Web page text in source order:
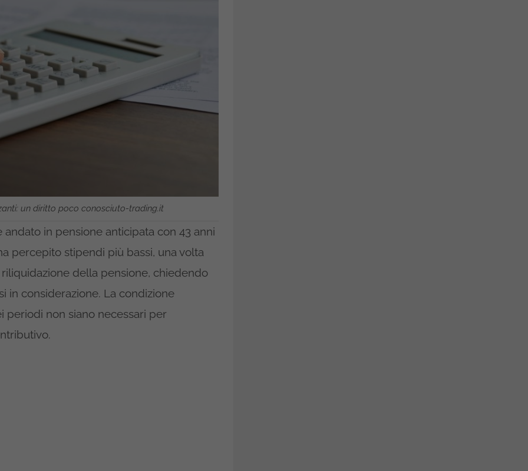
un diritto poco conosciuto-trading.it
in pensione anticipata con 43 anni
percepito stipendi più bassi, una volta
della pensione, chiedendo
in considerazione. La condizione
periodi non siano necessari per